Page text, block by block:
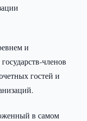
и
членов
гостей и
в самом